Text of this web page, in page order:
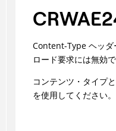
Content-Type ヘッダ
ロード要求には無効で
コンテンツ・タイプ
を使用してください。